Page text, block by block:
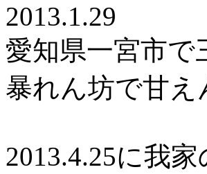
2013.1.29
愛知県一宮市
暴れん坊で甘
2013.4.25に我